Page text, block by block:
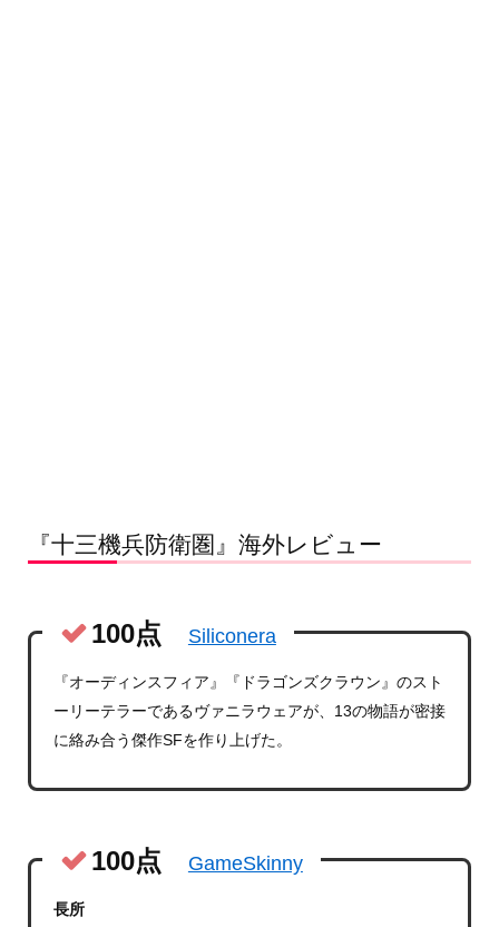
『十三機兵防衛圏』海外レビュー
100点 Siliconera
『オーディンスフィア』『ドラゴンズクラウン』のスト
ーリーテラーであるヴァニラウェアが、13の物語が密接
に絡み合う傑作SFを作り上げた。
100点 GameSkinny
長所